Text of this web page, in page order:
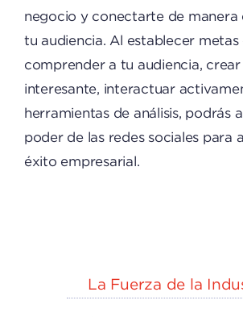
negocio y conectarte de manera
tu audiencia. Al establecer metas
comprender a tu audiencia,
interesante, interactuar
herramientas de análisis, podrás
poder de las redes sociales para
éxito empresarial.
La Fuerza de la